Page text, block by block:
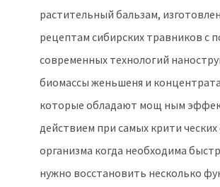
растительный бальзам,
рецептам сибирских травников с
современных технологий
биомассы женьшеня и концентрата
которые обладают мощ ным
действием при самых крити ческих
организма когда необходима
нужно восстановить несколько